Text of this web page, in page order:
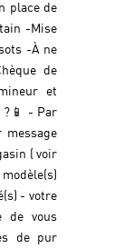
place de
-Mise
-À ne
de
et
?📱 - Par
message
( voir
- votre
de vous
de pur